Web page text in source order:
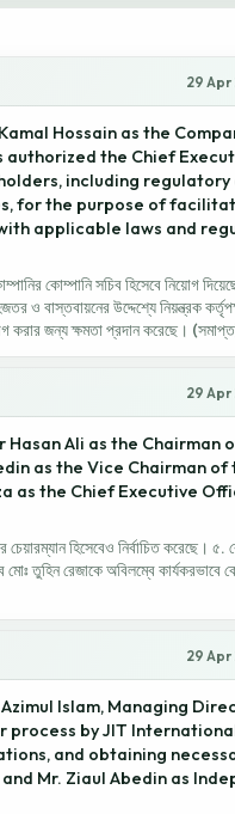
29 Apr
Hossain as the
authorized the Chief
including
for the purpose of
applicable laws and
কোম্পানি সচিব হিসেবে নিয়োগ
ও বাস্তবায়নের উদ্দেশ্যে নিয়ন্ত্রক
করার জন্য ক্ষমতা প্রদান করেছে।
29 Apr
Hasan Ali as the Chairman
as the Vice Chairman
as the Chief Executive
হিসেবেও নির্বাচিত করেছে। ৫.
তুহিন রেজাকে অবিলম্বে কার্যকরভাবে
29 Apr
Islam, Managing
by JIT International
and obtaining
Mr. Ziaul Abedin as